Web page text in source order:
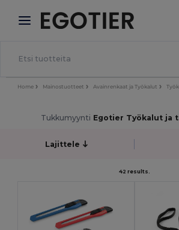
× Egotier-sovellus
Paremmat hinnat appissa!
Home Mainostuotteet Avainrenkaat ja Työkalut
Tukkumyynti Egotier Työkalut ja
Lajittele
42 results.